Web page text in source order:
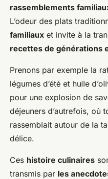
rassemblements
L’odeur des plats
familiaux et invite à la
recettes de générations
Prenons par exemple la
légumes d’été et huile
pour une explosion de
déjeuners d’autrefois, où
rassemblait autour de la
délice.
Ces histoire culinaires
transmis par les